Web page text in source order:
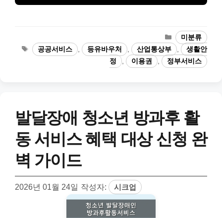
카
테
고
리
미분류
태
그
공공서비스 등유바우처 산업통상부
생활안
정
이용권 정부서비스
발달장애 청소년 방과후 활
동 서비스 혜택 대상 신청 완
벽 가이드
2026년 01월 24일 작성자: 시크업